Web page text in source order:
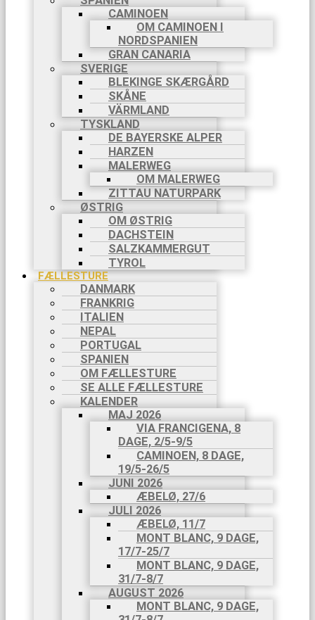
CAMINOEN
OM CAMINOEN I
NORDSPANIEN
GRAN CANARIA
SVERIGE
BLEKINGE SKÆRGÅRD
SKÅNE
VÄRMLAND
TYSKLAND
DE BAYERSKE ALPER
HARZEN
MALERWEG
OM MALERWEG
ZITTAU NATURPARK
ØSTRIG
OM ØSTRIG
DACHSTEIN
SALZKAMMERGUT
TYROL
FÆLLESTURE
DANMARK
FRANKRIG
ITALIEN
NEPAL
PORTUGAL
SPANIEN
OM FÆLLESTURE
SE ALLE FÆLLESTURE
KALENDER
MAJ 2026
VIA FRANCIGENA, 8
DAGE, 2/5-9/5
CAMINOEN, 8 DAGE,
19/5-26/5
JUNI 2026
ÆBELØ, 27/6
JULI 2026
ÆBELØ, 11/7
MONT BLANC, 9 DAGE,
17/7-25/7
MONT BLANC, 9 DAGE,
31/7-8/7
AUGUST 2026
MONT BLANC, 9 DAGE,